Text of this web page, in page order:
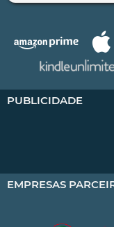
PUBLICIDADE
EMPRESAS